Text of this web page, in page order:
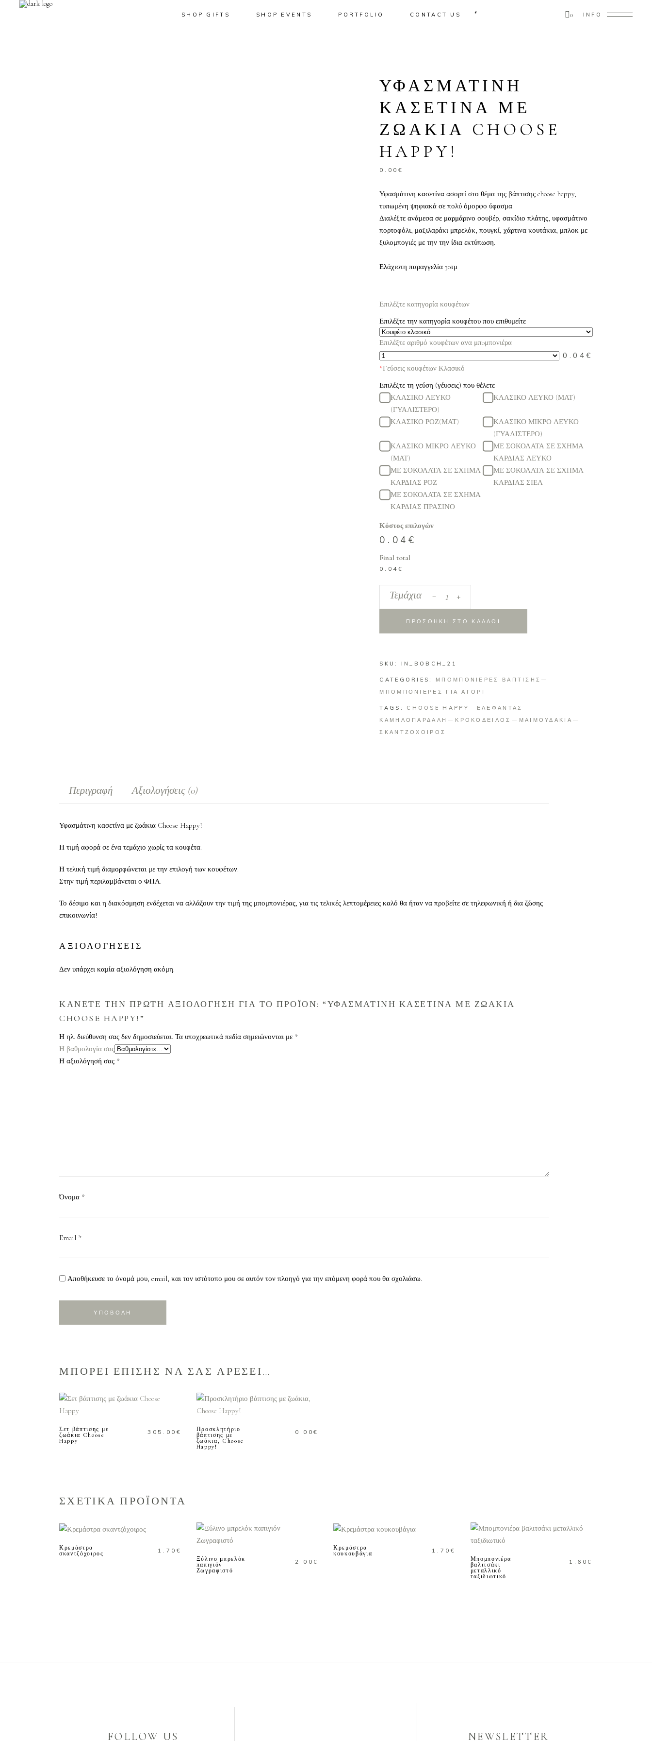
SHOP GIFTS SHOP EVENTS PORTFOLIO CONTACT US 0 INFO
ΥΦΑΣΜΑΤΙΝΗ
ΚΑΣΕΤΙΝΑ ΜΕ
ΖΩΑΚΙΑ CHOOSE
HAPPY!
0.00 €
Υφασμάτινη κασετίνα ασορτί στο θέμα της βάπτισης choose happy,
τυπωμένη ψηφιακά σε πολύ όμορφο ύφασμα.
Διαλέξτε ανάμεσα σε μαρμάρινο σουβέρ, σακίδιο πλάτης, υφασμάτινο
πορτοφόλι, μαξιλαράκι μπρελόκ, πουγκί, χάρτινα κουτάκια, μπλοκ με
ξυλομπογιές με την την ίδια εκτύπωση.
Ελάχιστη παραγγελία 30τμ
Επιλέξτε κατηγορία κουφέτων
Επιλέξτε την κατηγορία κουφέτου που επιθυμείτε
Επιλέξτε αριθμό κουφέτων ανα μπoμπονιέρα
0.04€
*Γεύσεις κουφέτων Κλασικό
Επιλέξτε τη γεύση (γέυσεις) που θέλετε
ΚΛΑΣΙΚΟ ΛΕΥΚΟ
(ΓΥΑΛΙΣΤΕΡΟ)
ΚΛΑΣΙΚΟ ΛΕΥΚΟ (ΜΑΤ)
ΚΛΑΣΙΚΟ ΡΟΖ(ΜΑΤ)
ΚΛΑΣΙΚΟ ΜΙΚΡΟ ΛΕΥΚΟ
(ΓΥΑΛΙΣΤΕΡΟ)
ΚΛΑΣΙΚΟ ΜΙΚΡΟ ΛΕΥΚΟ
(ΜΑΤ)
ΜΕ ΣΟΚΟΛΑΤΑ ΣΕ ΣΧΗΜΑ
ΚΑΡΔΙΑΣ ΛΕΥΚΟ
ΜΕ ΣΟΚΟΛΑΤΑ ΣΕ ΣΧΗΜΑ
ΚΑΡΔΙΑΣ ΡΟΖ
ΜΕ ΣΟΚΟΛΑΤΑ ΣΕ ΣΧΗΜΑ
ΚΑΡΔΙΑΣ ΣΙΕΛ
ΜΕ ΣΟΚΟΛΑΤΑ ΣΕ ΣΧΗΜΑ
ΚΑΡΔΙΑΣ ΠΡΑΣΙΝΟ
Κόστος επιλογών
0.04 €
Final total
0.04 €
Υφασμάτινη
quantity
Τεμάχια +
ΠΡΟΣΘΗΚΗ ΣΤΟ ΚΑΛΑΘΙ
SKU: IN_BOBCH_21
CATEGORIES: ΜΠΟΜΠΟΝΙΕΡΕΣ ΒΑΠΤΙΣΗΣ
ΜΠΟΜΠΟΝΙΕΡΕΣ ΓΙΑ ΑΓΟΡΙ
TAGS: CHOOSE HAPPY
ΕΛΕΦΑΝΤΑΣ
ΚΑΜΗΛΟΠΑΡΔΑΛΗ
ΚΡΟΚΟΔΕΙΛΟΣ
ΜΑΙΜΟΥΔΑΚΙΑ
ΣΚΑΝΤΖΟΧΟΙΡΟΣ
Περιγραφή Αξιολογήσεις (0)
Υφασμάτινη κασετίνα με ζωάκια Choose Happy!
Η τιμή αφορά σε ένα τεμάχιο χωρίς τα κουφέτα.
Η τελική τιμή διαμορφώνεται με την επιλογή των κουφέτων.
Στην τιμή περιλαμβάνεται ο ΦΠΑ.
Το δέσιμο και η διακόσμηση ενδέχεται να αλλάξουν την τιμή της μπομπονιέρας, για τις τελικές λεπτομέρειες καλό θα ήταν να προβείτε σε τηλεφωνική ή δια ζώσης
επικοινωνία!
ΑΞΙΟΛΟΓΗΣΕΙΣ
Δεν υπάρχει καμία αξιολόγηση ακόμη.
ΚΑΝΕΤΕ ΤΗΝ ΠΡΩΤΗ ΑΞΙΟΛΟΓΗΣΗ ΓΙΑ ΤΟ ΠΡΟΪΟΝ: “ΥΦΑΣΜΑΤΙΝΗ ΚΑΣΕΤΙΝΑ ΜΕ ΖΩΑΚΙΑ
CHOOSE HAPPY!”
Η ηλ. διεύθυνση σας δεν δημοσιεύεται. Τα υποχρεωτικά πεδία σημειώνονται με *
Η βαθμολογία σας
Η αξιολόγησή σας *
Όνομα *
Email *
Αποθήκευσε το όνομά μου, email, και τον ιστότοπο μου σε αυτόν τον πλοηγό για την επόμενη φορά που θα σχολιάσω.
ΜΠΟΡΕΙ ΕΠΙΣΗΣ ΝΑ ΣΑΣ ΑΡΕΣΕΙ…
ΠΡΟΣΘΗΚΗ ΣΤΟ
Σετ βάπτισης με
ζωάκια Choose
Happy
305.00 €
ΠΡΟΣΘΗΚΗ ΣΤΟ
Προσκλητήριο
βάπτισης με
ζωάκια, Choose
Happy!
0.00€
ΣΧΕΤΙΚΑ ΠΡΟΪΟΝΤΑ
Κρεμάστρα
σκαντζόχοιρος
1.70 €
ΠΡΟΣΘΗΚΗ ΣΤΟ
Ξύλινο μπρελόκ
παπιγιόν
Ζωγραφιστό
2.00€
Κρεμάστρα
κουκουβάγια
1.70 €
ΠΡΟΣΘΗΚΗ ΣΤΟ
Μπομπονιέρα
βαλιτσάκι
μεταλλικό
ταξιδιωτικό
1.60€
FOLLOW US NEWSLETTER